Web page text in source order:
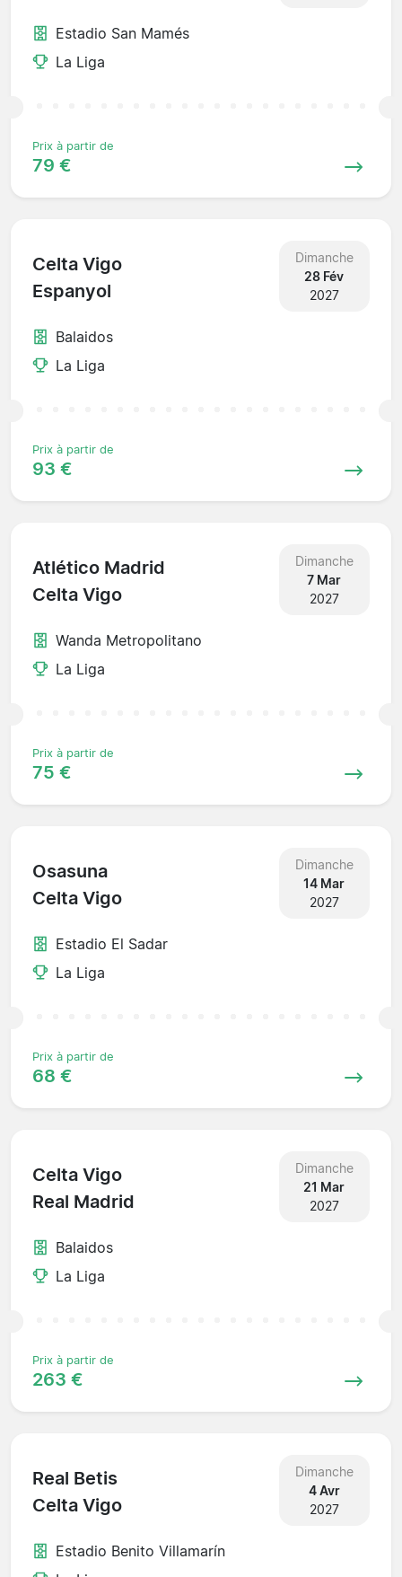
Estadio San Mamés
La Liga
Prix à partir de
79 €
Celta Vigo
Espanyol
Dimanche
28 Fév
2027
Balaidos
La Liga
Prix à partir de
93 €
Atlético Madrid
Celta Vigo
Dimanche
7 Mar
2027
Wanda Metropolitano
La Liga
Prix à partir de
75 €
Osasuna
Celta Vigo
Dimanche
14 Mar
2027
Estadio El Sadar
La Liga
Prix à partir de
68 €
Celta Vigo
Real Madrid
Dimanche
21 Mar
2027
Balaidos
La Liga
Prix à partir de
263 €
Real Betis
Celta Vigo
Dimanche
4 Avr
2027
Estadio Benito Villamarín